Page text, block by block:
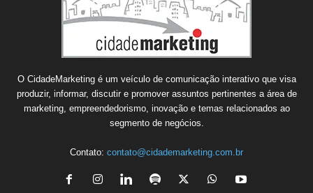
O CidadeMarketing é um veículo de comunicação interativo que visa
produzir, informar, discutir e promover assuntos pertinentes a área de
marketing, empreendedorismo, inovação e temas relacionados ao
segmento de negócios.
Contato: contato@cidademarketing.com.br